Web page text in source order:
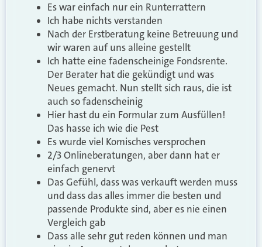
Es war einfach nur ein Runterrattern
Ich habe nichts verstanden
Nach der Erstberatung keine Betreuung und
wir waren auf uns alleine gestellt
Ich hatte eine fadenscheinige Fondsrente.
Der Berater hat die gekündigt und was
Neues gemacht. Nun stellt sich raus, die ist
auch so fadenscheinig
Hier hast du ein Formular zum Ausfüllen!
Das hasse ich wie die Pest
Es wurde viel Komisches versprochen
2/3 Onlineberatungen, aber dann hat er
einfach genervt
Das Gefühl, dass was verkauft werden muss
und dass das alles immer die besten und
passende Produkte sind, aber es nie einen
Vergleich gab
Dass alle sehr gut reden können und man